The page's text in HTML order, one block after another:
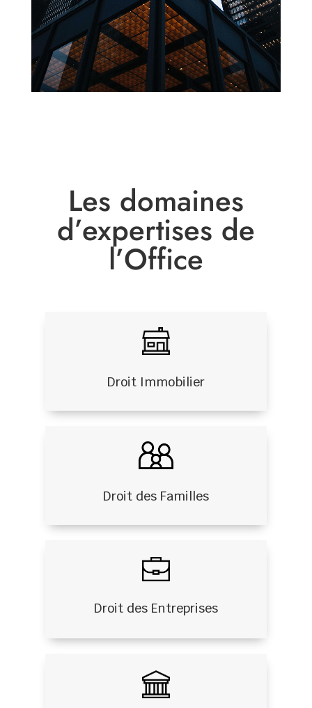
Les domaines
d’expertises de
l’Office
Droit Immobilier
Droit des Familles
Droit des Entreprises